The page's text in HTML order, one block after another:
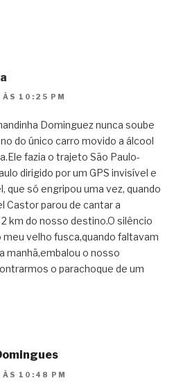
10:25 PM
Dominguez nunca soube
do único carro movido a álcool
fazia o trajeto São Paulo-
dirigido por um GPS invisível e
que só engripou uma vez, quando
Castor parou de cantar a
km do nosso destino.O silêncio
meu velho fusca,quando faltavam
manhã,embalou o nosso
o parachoque de um
10:48 PM